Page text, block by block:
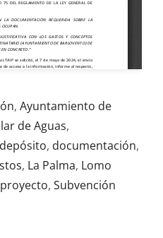
, Ayuntamiento de
de Aguas,
depósito, documentación,
, La Palma, Lomo
proyecto, Subvención